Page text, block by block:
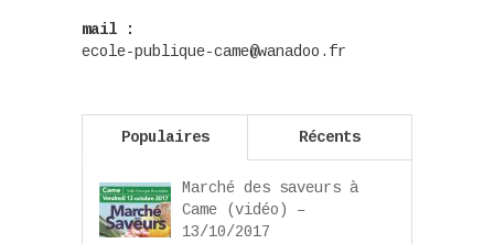
mail :
ecole-publique-came@wanadoo.fr
Populaires Récents
Marché des saveurs à
Came (vidéo) –
13/10/2017